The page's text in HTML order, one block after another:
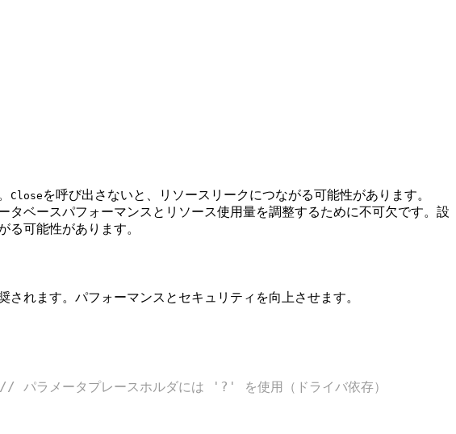
Close を呼び出さないと、リソースリークにつながる可能性があります。
タベースパフォーマンスとリソース使用量を調整するために不可欠です。設
可能性があります。
れます。パフォーマンスとセキュリティを向上させます。
// パラメータプレースホルダには '?' を使用（ドライバ依存）